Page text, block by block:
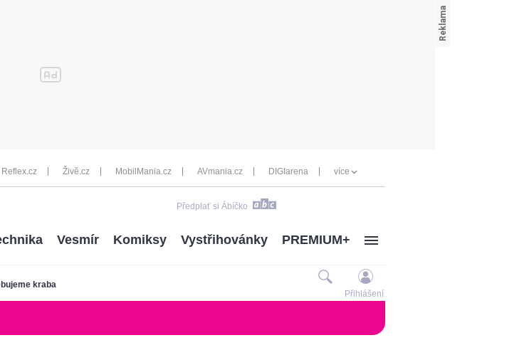
Reflex.cz Živě.cz MobilMania.cz AVmania.cz DIGIarena více
Předplať si Ábíčko
kraba
Vesmír Komiksy Vystřihovánky PREMIUM+
Přihlášení